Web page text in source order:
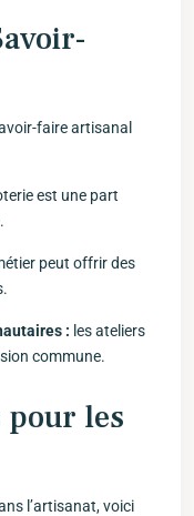
faire artisanal‌
est‍ une‍ part
peut offrir des⁢
: les ateliers
commune.
pour les
l’artisanat, voici